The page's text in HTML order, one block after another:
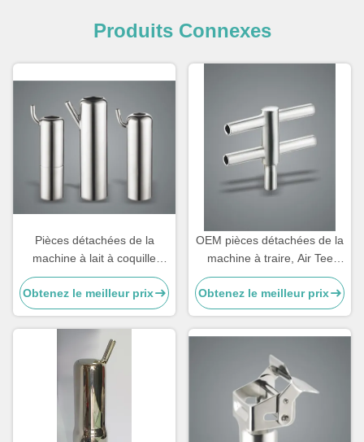
Produits Connexes
Pièces détachées de la
machine à lait à coquille
250g personnalisables en
bouteille pour chèvre
Obtenez le meilleur prix
OEM pièces détachées de la
machine à traire, Air Tee
composants de la machine à
traire
Obtenez le meilleur prix